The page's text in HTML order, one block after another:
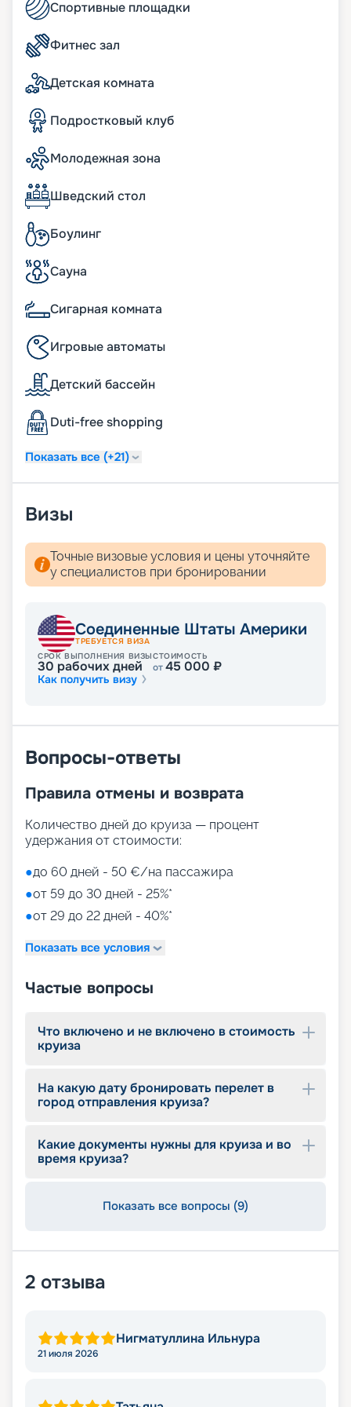
маршрут и покупайте для себя подходящий
вариант круиза в 2026 - 2027 годах. Ждем вас на
борту корабля!
Спортивные площадки
Фитнес зал
Детская комната
Подростковый клуб
Молодежная зона
Шведский стол
Боулинг
Сауна
Сигарная комната
Игровые автоматы
Детский бассейн
Duti-free shopping
Показать все (+21)
Визы
Точные визовые условия и цены уточняйте
у специалистов при бронировании
Соединенные Штаты Америки
ТРЕБУЕТСЯ ВИЗА
СРОК ВЫПОЛНЕНИЯ ВИЗЫ
30 рабочих дней
СТОИМОСТЬ
от45 000 ₽
Как получить визу
Вопросы-ответы
Правила отмены и возврата
Количество дней до круиза — процент
удержания от стоимости:
●до 60 дней - 50 €/на пассажира
●от 59 до 30 дней - 25%*
●от 29 до 22 дней - 40%*
Показать все условия
Частые вопросы
Что включено и не включено в стоимость
круиза
На какую дату бронировать перелет в
город отправления круиза?
Какие документы нужны для круиза и во
время круиза?
Показать все вопросы (9)
2 отзыва
Нигматуллина Ильнура
21 июля 2026